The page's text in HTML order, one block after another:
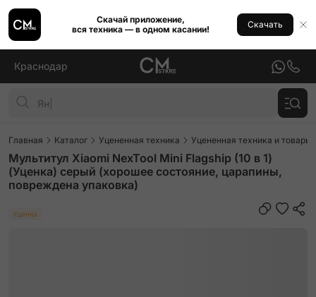
Скачай приложение,
вся техника — в одном касании!
Скачать
Краснодар
Главная Каталог Уцененная техника Уцененная техника и товары
Мультитул Xiaomi NexTool Mini Flagship (10 в 1)
(Уценка) серый (хорошее состояние, царапины,
повреждена упаковка)
Уценка